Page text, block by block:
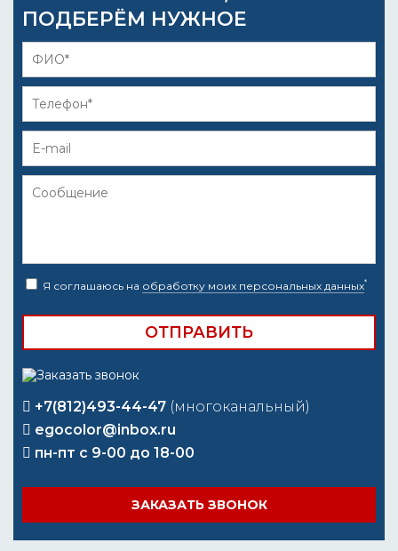
ПОДБЕРЁМ НУЖНОЕ
Я соглашаюсь на обработку моих персональных данных*
+7(812)493-44-47 (многоканальный)
egocolor@inbox.ru
пн-пт с 9-00 до 18-00
ЗАКАЗАТЬ ЗВОНОК